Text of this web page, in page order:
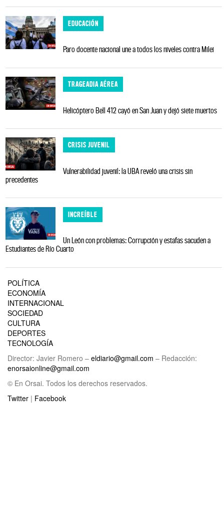
EDUCACIÓN
Paro docente nacional une a todos los niveles contra Milei
TRAGEADIA AÉREA
Helicóptero Bell 412 cayó en San Juan y dejó siete muertos
CRISIS JUVENIL
Vulnerabilidad juvenil: la UBA reveló una crisis sin
precedentes
INCREÍBLE
Un León con problemas: Corrupción y estafas sacuden a
Estudiantes de Río Cuarto
POLÍTICA
ECONOMÍA
INTERNACIONAL
SOCIEDAD
CULTURA
DEPORTES
TECNOLOGÍA
Director: Javier Romero – eldiario@gmail.com – Redacción:
enorsaionline@gmail.com
© En Orsai. Todos los derechos reservados.
Twitter | Facebook